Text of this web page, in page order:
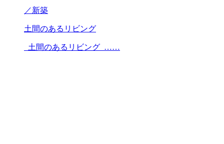
／新築
土間のあるリビング
土間のあるリビング ……